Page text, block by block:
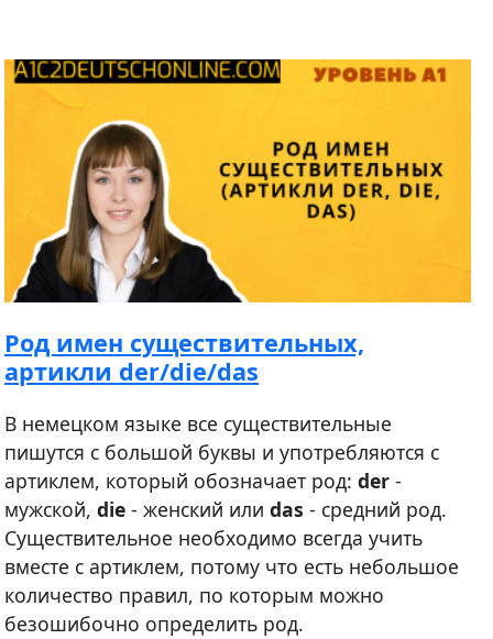
Род имен существительных,
артикли der/die/das
В немецком языке все существительные
пишутся с большой буквы и употребляются с
артиклем, который обозначает род: der -
мужской, die - женский или das - средний род.
Существительное необходимо всегда учить
вместе с артиклем, потому что есть небольшое
количество правил, по которым можно
безошибочно определить род.